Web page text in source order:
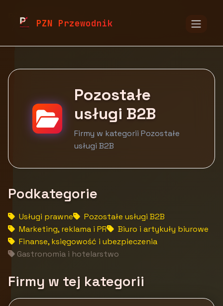
PZN Przewodnik
Pozostałe usługi B2B
Pozostałe
usługi B2B
Firmy w kategorii Pozostałe
usługi B2B
Podkategorie
Usługi prawne
Pozostałe usługi B2B
Marketing, reklama i PR
Biuro i artykuły biurowe
Finanse, księgowość i ubezpieczenia
Gastronomia i hotelarstwo
Firmy w tej kategorii